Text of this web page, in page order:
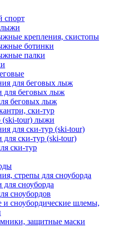
спорт
крепления, скистопы
ботинки
палки
для беговых лыж
для беговых лыж
беговых лыж
ски-тур
(ski-tour) лыжи
для ски-тур (ski-tour)
для ски-тур (ski-tour)
ски-тур
стрепы для сноуборда
для сноуборда
сноубордов
сноубордические шлемы,
защитные маски